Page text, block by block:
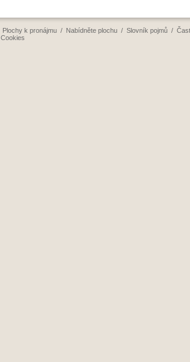
Plochy k pronájmu / Nabídněte plochu / Slovník pojmů /
Cookies